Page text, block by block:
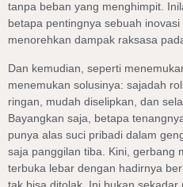
tanpa beban yang menghimpit.
betapa pentingnya sebuah
menorehkan dampak raksasa
Dan kemudian, seperti
menemukan solusinya: sajadah
ringan, mudah diselipkan, dan
Bayangkan saja, betapa
punya alas suci pribadi dalam
saja panggilan tiba. Kini, gerbang
terbuka lebar dengan hadirnya
tak bisa ditolak. Ini bukan